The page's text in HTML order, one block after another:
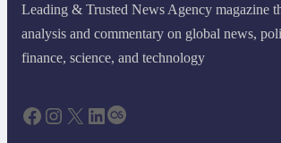
Leading & Trusted News Agency magazine
analysis and commentary on global news,
finance, science, and technology
Facebook Instagram X LinkedIn Last.fm